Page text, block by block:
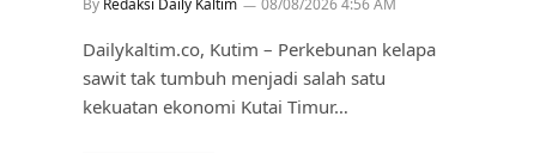
By Redaksi Daily Kaltim 08/08/2026 4:56 AM
Dailykaltim.co, Kutim – Perkebunan kelapa
sawit tak tumbuh menjadi salah satu
kekuatan ekonomi Kutai Timur…